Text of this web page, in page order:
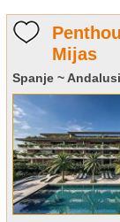
Mijas
Spanje ~